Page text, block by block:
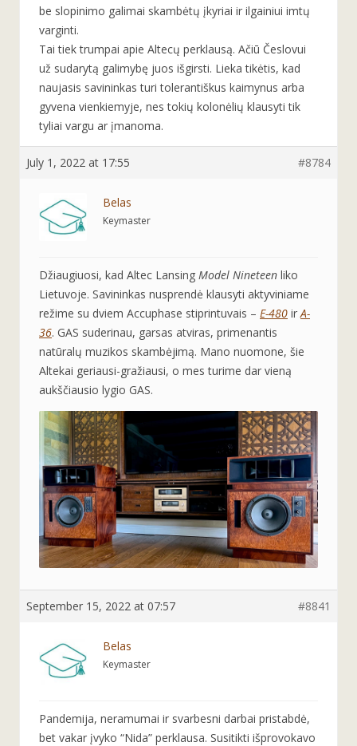
be slopinimo galimai skambėtų įkyriai ir ilgainiui imtų
varginti.
Tai tiek trumpai apie Altecų perklausą. Ačiū Česlovui
už sudarytą galimybę juos išgirsti. Lieka tikėtis, kad
naujasis savininkas turi tolerantiškus kaimynus arba
gyvena vienkiemyje, nes tokių kolonėlių klausyti tik
tyliai vargu ar įmanoma.
July 1, 2022 at 17:55 #8784
Belas
Keymaster
Džiaugiuosi, kad Altec Lansing Model Nineteen liko
Lietuvoje. Savininkas nusprendė klausyti aktyviniame
režime su dviem Accuphase stiprintuvais – E-480 irA-
36. GAS suderinau, garsas atviras, primenantis
natūralų muzikos skambėjimą. Mano nuomone, šie
Altekai geriausi-gražiausi, o mes turime dar vieną
aukščiausio lygio GAS.
September 15, 2022 at 07:57 #8841
Belas
Keymaster
Pandemija, neramumai ir svarbesni darbai pristabdė,
bet vakar įvyko “Nida” perklausa. Susitikti išprovokavo